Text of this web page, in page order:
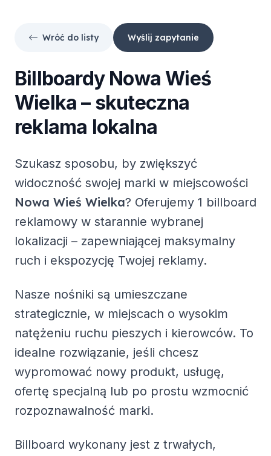
Wróć do listy Wyślij zapytanie
Billboardy Nowa Wieś
Wielka – skuteczna
reklama lokalna
Szukasz sposobu, by zwiększyć
widoczność swojej marki w miejscowości
Nowa Wieś Wielka? Oferujemy 1 billboard
reklamowy w starannie wybranej
lokalizacji – zapewniającej maksymalny
ruch i ekspozycję Twojej reklamy.
Nasze nośniki są umieszczane
strategicznie, w miejscach o wysokim
natężeniu ruchu pieszych i kierowców. To
idealne rozwiązanie, jeśli chcesz
wypromować nowy produkt, usługę,
ofertę specjalną lub po prostu wzmocnić
rozpoznawalność marki.
Billboard wykonany jest z trwałych,